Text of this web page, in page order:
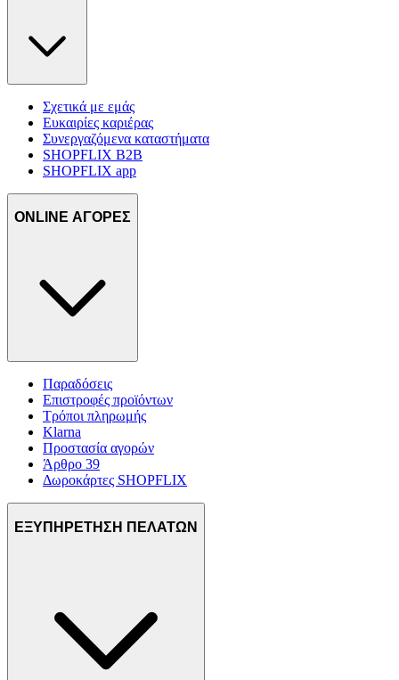
Σχετικά με εμάς
Ευκαιρίες καριέρας
Συνεργαζόμενα καταστήματα
SHOPFLIX B2B
SHOPFLIX app
ONLINE ΑΓΟΡΕΣ
Παραδόσεις
Επιστροφές προϊόντων
Τρόποι πληρωμής
Klarna
Προστασία αγορών
Άρθρο 39
Δωροκάρτες SHOPFLIX
ΕΞΥΠΗΡΕΤΗΣΗ ΠΕΛΑΤΩΝ